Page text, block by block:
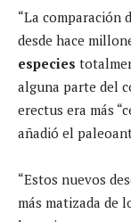
“La comparación
desde hace
especies
alguna parte del
erectus era más
añadió el
“Estos nuevos
más matizada de